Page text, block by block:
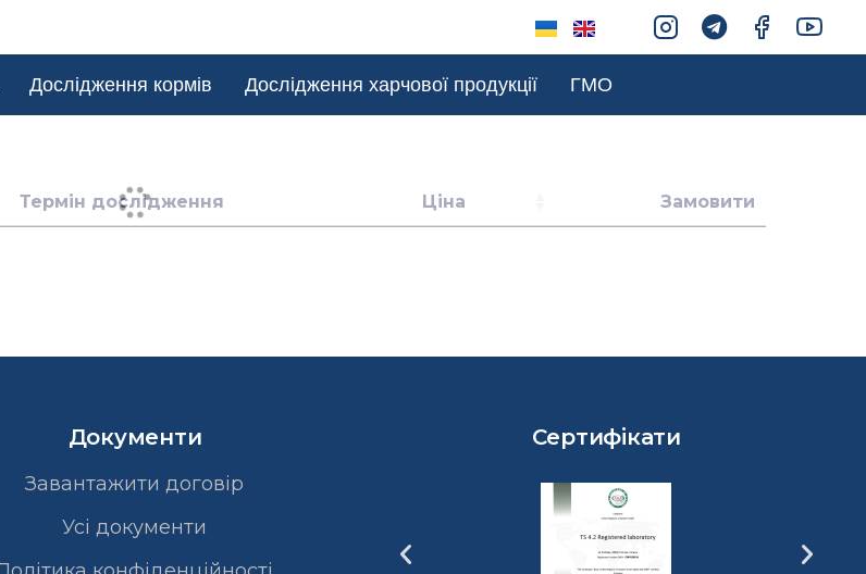
Дослідження кормів Дослідження харчової продукції ГМО
Термін дослідження Ціна Замовити
Документи
Завантажити договір
Усі документи
Сертифікати